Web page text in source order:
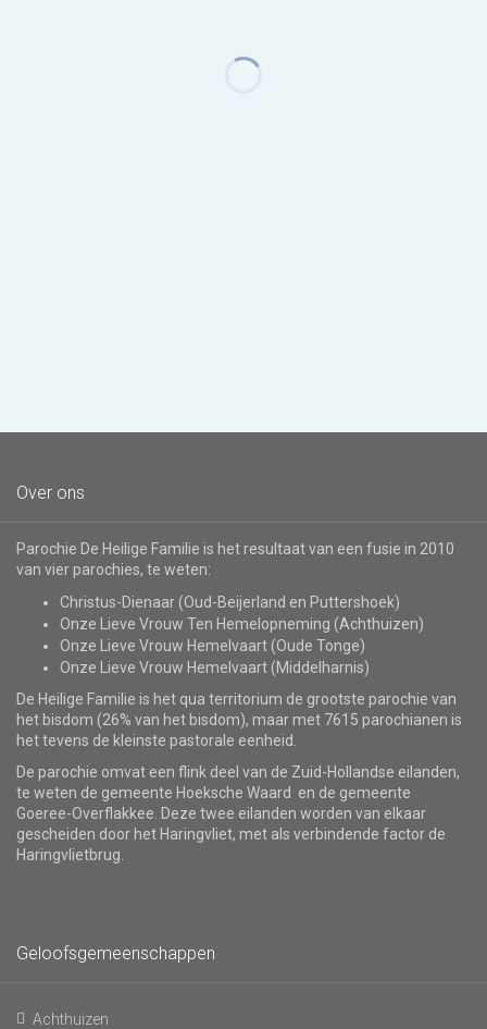
Over ons
Parochie De Heilige Familie is het resultaat van een fusie in 2010
van vier parochies, te weten:
Christus-Dienaar (Oud-Beijerland en Puttershoek)
Onze Lieve Vrouw Ten Hemelopneming (Achthuizen)
Onze Lieve Vrouw Hemelvaart (Oude Tonge)
Onze Lieve Vrouw Hemelvaart (Middelharnis)
De Heilige Familie is het qua territorium de grootste parochie van
het bisdom (26% van het bisdom), maar met 7615 parochianen is
het tevens de kleinste pastorale eenheid.
De parochie omvat een flink deel van de Zuid-Hollandse eilanden,
te weten de gemeente Hoeksche Waard en de gemeente
Goeree-Overflakkee. Deze twee eilanden worden van elkaar
gescheiden door het Haringvliet, met als verbindende factor de
Haringvlietbrug.
Geloofsgemeenschappen
Achthuizen